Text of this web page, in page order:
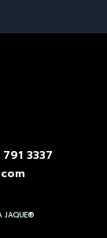
791 3337